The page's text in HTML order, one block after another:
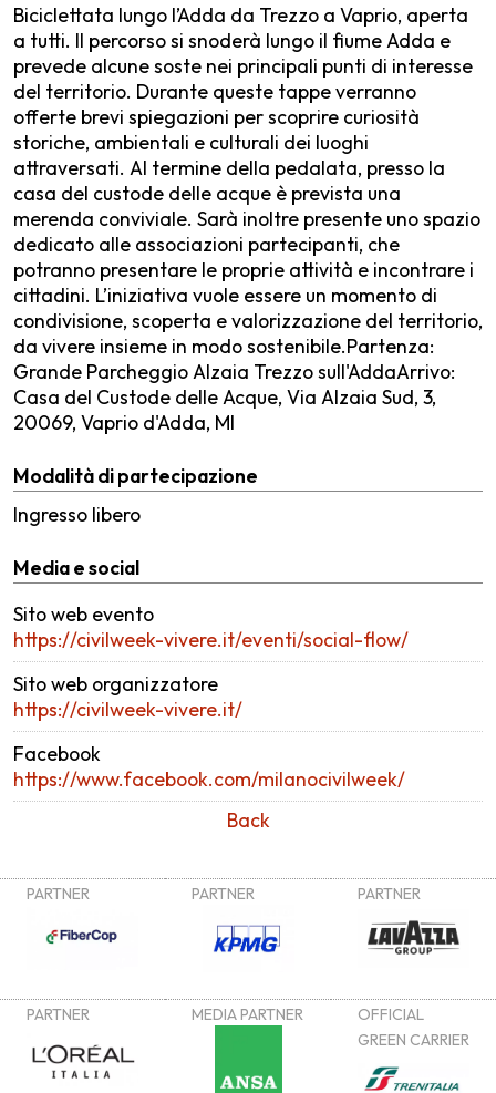
Biciclettata lungo l’Adda da Trezzo a Vaprio, aperta
a tutti. Il percorso si snoderà lungo il fiume Adda e
prevede alcune soste nei principali punti di interesse
del territorio. Durante queste tappe verranno
offerte brevi spiegazioni per scoprire curiosità
storiche, ambientali e culturali dei luoghi
attraversati. Al termine della pedalata, presso la
casa del custode delle acque è prevista una
merenda conviviale. Sarà inoltre presente uno spazio
dedicato alle associazioni partecipanti, che
potranno presentare le proprie attività e incontrare i
cittadini. L’iniziativa vuole essere un momento di
condivisione, scoperta e valorizzazione del territorio,
da vivere insieme in modo sostenibile.Partenza:
Grande Parcheggio Alzaia Trezzo sull'AddaArrivo:
Casa del Custode delle Acque, Via Alzaia Sud, 3,
20069, Vaprio d'Adda, MI
Modalità di partecipazione
Ingresso libero
Media e social
Sito web evento
https://civilweek-vivere.it/eventi/social-flow/
Sito web organizzatore
https://civilweek-vivere.it/
Facebook
https://www.facebook.com/milanocivilweek/
Back